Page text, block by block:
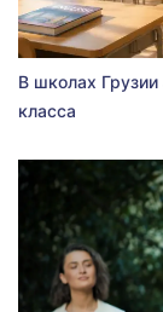
В школах Грузии
класса